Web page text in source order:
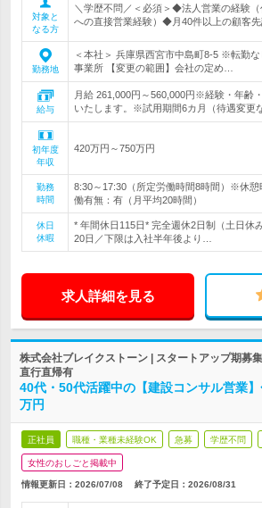
対象と
なる方
＼学歴不問／＜必須＞◆法人営業の経験
への直接営業経験）◆月40件以上の顧客
勤務地
＜本社＞ 兵庫県西宮市中島町8-5 ※転勤
事業所 【変更の範囲】会社の定め…
給与
月給 261,000円～560,000円※経験・年齢
いたします。※試用期間6カ月（待遇変更
初年度
年収
420万円～750万円
勤務
時間
8:30～17:30（所定労働時間8時間）※休
働有無：有（月平均20時間）
休日
休暇
* 年間休日115日* 完全週休2日制（土日休
20日／下限は入社半年後より…
求人詳細を見る
株式会社ブレイクストーン | スタートアップ期募
直行直帰有
40代・50代活躍中の【建設コンサル営業
万円
正社員 職種・業種未経験OK 急募 学歴不問
女性のおしごと掲載中
情報更新日：2026/07/08 終了予定日： 2026/08/31